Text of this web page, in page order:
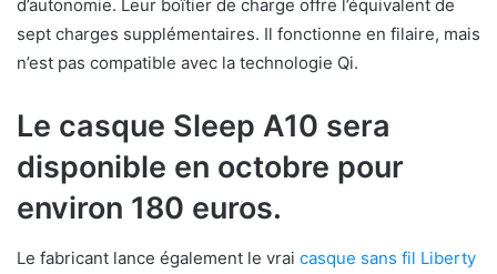
d’autonomie. Leur boîtier de charge offre l’équivalent de
sept charges supplémentaires. Il fonctionne en filaire, mais
n’est pas compatible avec la technologie Qi.
Le casque Sleep A10 sera
disponible en octobre pour
environ 180 euros.
Le fabricant lance également le vrai casque sans fil Liberty